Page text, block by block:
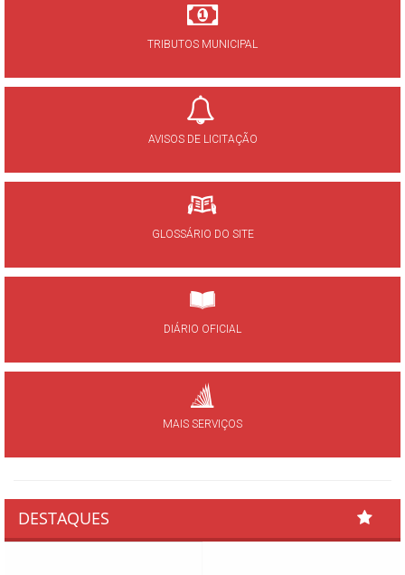
TRIBUTOS MUNICIPAL
AVISOS DE LICITAÇÃO
GLOSSÁRIO DO SITE
DIÁRIO OFICIAL
MAIS SERVIÇOS
DESTAQUES